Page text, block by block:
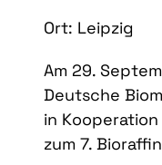
Ort: Leipzig
Am 29.
Deutsche
in
zum 7.